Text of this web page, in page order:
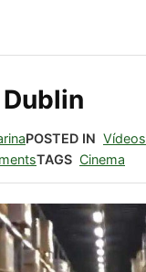
POSTED IN Vídeos
TAGS Cinema